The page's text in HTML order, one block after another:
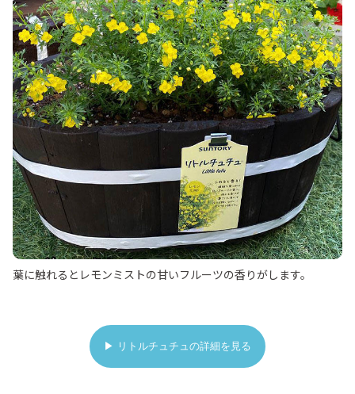
葉に触れるとレモンミストの甘いフルーツの香りがします。
▶ リトルチュチュの詳細を見る